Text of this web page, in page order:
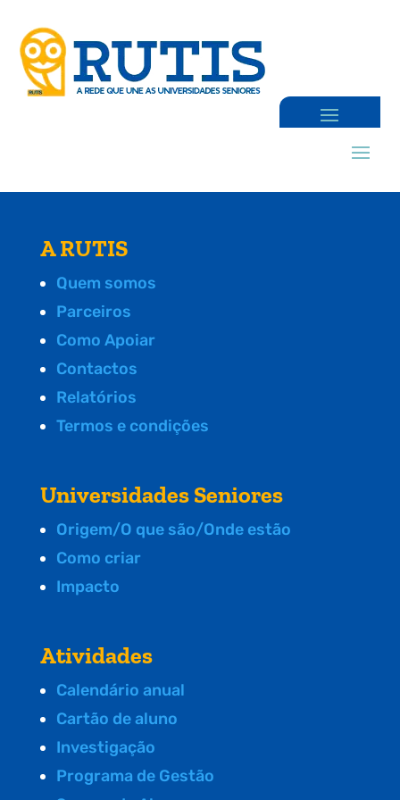
A RUTIS
Quem somos
Parceiros
Como Apoiar
Contactos
Relatórios
Termos e condições
Universidades Seniores
Origem/O que são/Onde estão
Como criar
Impacto
Atividades
Calendário anual
Cartão de aluno
Investigação
Programa de Gestão